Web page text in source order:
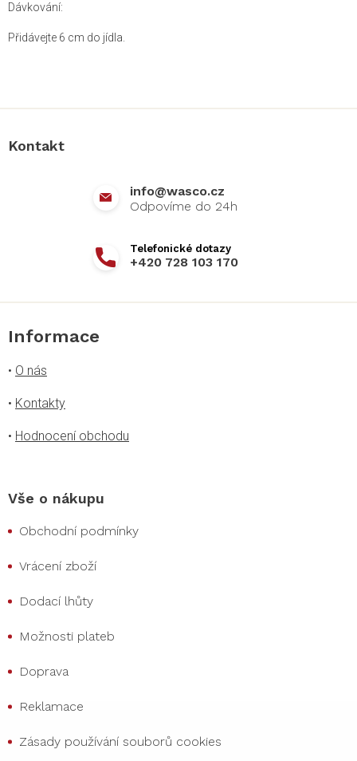
Dávkování:
Přidávejte 6 cm do jídla.
Kontakt
info@wasco.cz
+420 728 103 170
Informace
• O nás
• Kontakty
• Hodnocení obchodu
Vše o nákupu
Obchodní podmínky
Vrácení zboží
Dodací lhůty
Možnosti plateb
Doprava
Reklamace
Zásady používání souborů cookies